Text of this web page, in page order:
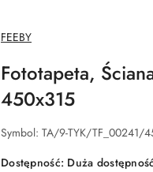
NAZWA
PRODUCENTA:
FEEBY
Fototapeta,
450x315
Symbol: TA/9-TYK/TF_00241/
Dostępność: Duża dostępność